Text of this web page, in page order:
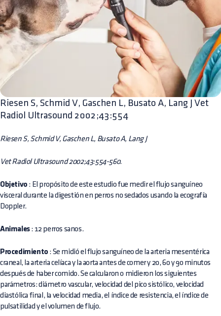
Riesen S, Schmid V, Gaschen L, Busato A, Lang J Vet
Radiol Ultrasound 2002;43:554
Riesen S, Schmid V, Gaschen L, Busato A, Lang J
Vet Radiol Ultrasound 2002;43:554-560.
Objetivo : El propósito de este estudio fue medir el flujo sanguíneo
visceral durante la digestión en perros no sedados usando la ecografía
Doppler.
Animales: 12 perros sanos.
Procedimiento : Se midió el flujo sanguíneo de la arteria mesentérica
craneal, la arteria celíaca y la aorta antes de comer y 20, 60 y 90 minutos
después de haber comido. Se calcularon o midieron los siguientes
parámetros: diámetro vascular, velocidad del pico sistólico, velocidad
diastólica final, la velocidad media, el índice de resistencia, el índice de
pulsatilidad y el volumen de flujo.